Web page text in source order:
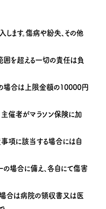
ます。傷病や紛失、その他
を超える一切の責任は負
場合は上限金額の10000円
催者がマラソン保険に加
項に該当する場合には自
の場合に備え、各自にて傷害
合は病院の領収書又は医